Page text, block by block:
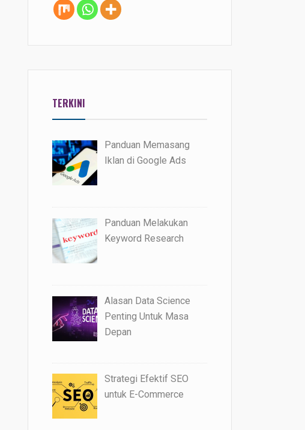
TERKINI
Panduan Memasang
Iklan di Google Ads
Panduan Melakukan
Keyword Research
Alasan Data Science
Penting Untuk Masa
Depan
Strategi Efektif SEO
untuk E-Commerce